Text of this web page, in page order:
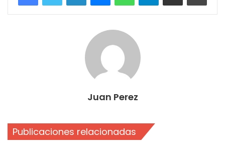
Juan Perez
Publicaciones relacionadas